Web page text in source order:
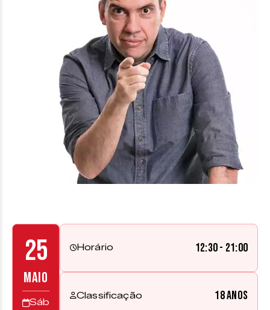
25
MAIO
Sáb
Horário 12:30 - 21:00
Classificação 18 anos